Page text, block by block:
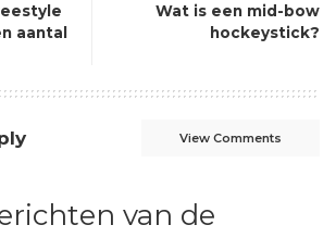
aantal
Wat is een mid-bow
hockeystick?
View Comments
van de